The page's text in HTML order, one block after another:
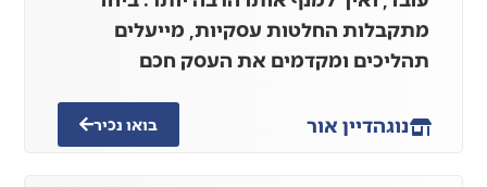
מתקבלות החלטות עסקיות, מייעלים
תהליכים ומקדמים את העסק חכם
נוגהדיין אור בואו נכיר